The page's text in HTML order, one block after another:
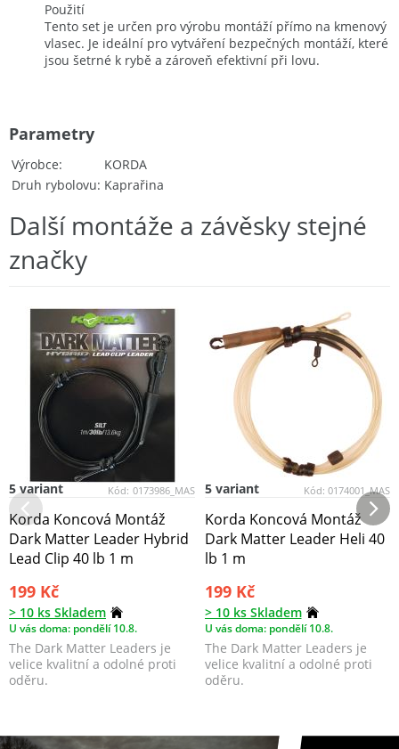
Použití
Tento set je určen pro výrobu montáží přímo na kmenový
vlasec. Je ideální pro vytváření bezpečných montáží, které
jsou šetrné k rybě a zároveň efektivní při lovu.
Výrobce
KORDA
Druh rybolovu Kaprařina
Parametry
Další montáže a závěsky stejné
značky
Kód: 0173986_MAS
5 variant
Korda Koncová Montáž
Dark Matter Leader Hybrid
Lead Clip 40 lb 1 m
199 Kč
> 10 ks Skladem
U vás doma: pondělí 10.8.
The Dark Matter Leaders je
velice kvalitní a odolné proti
oděru.
Kód: 0174001_MAS
5 variant
Korda Koncová Montáž
Dark Matter Leader Heli 40
lb 1 m
199 Kč
> 10 ks Skladem
U vás doma: pondělí 10.8.
The Dark Matter Leaders je
velice kvalitní a odolné proti
oděru.